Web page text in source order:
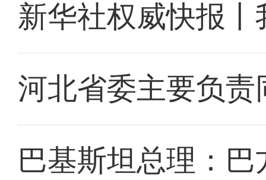
新华社权威快报
河北省委主要负
巴基斯坦总理：